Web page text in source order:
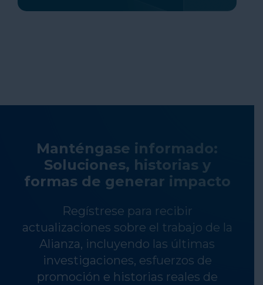
Manténgase informado:
Soluciones, historias y
formas de generar impacto
Regístrese para recibir
actualizaciones sobre el trabajo de la
Alianza, incluyendo las últimas
investigaciones, esfuerzos de
promoción e historias reales de